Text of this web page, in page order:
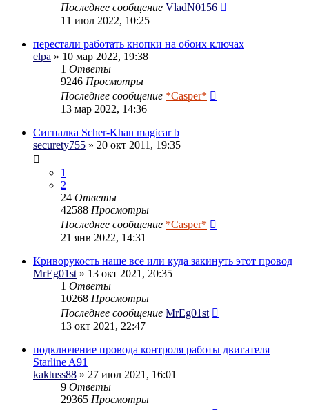
Последнее сообщение VladN0156
11 июл 2022, 10:25
перестали работать кнопки на обоих ключах
elpa » 10 мар 2022, 19:38
1 Ответы
9246 Просмотры
Последнее сообщение *Casper*
13 мар 2022, 14:36
Сигналка Scher-Khan magicar b
securety755 » 20 окт 2011, 19:35
1
2
24 Ответы
42588 Просмотры
Последнее сообщение *Casper*
21 янв 2022, 14:31
Криворукость наше все или куда закинуть этот провод
MrEg01st » 13 окт 2021, 20:35
1 Ответы
10268 Просмотры
Последнее сообщение MrEg01st
13 окт 2021, 22:47
подключение провода контроля работы двигателя
Starline A91
kaktuss88 » 27 июл 2021, 16:01
9 Ответы
29365 Просмотры